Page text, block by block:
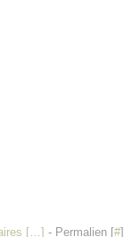
[…] - Permalien [#]